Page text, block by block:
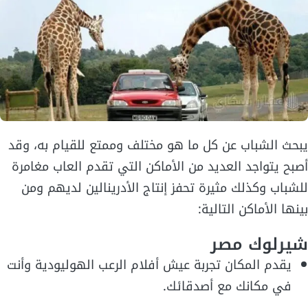
يبحث الشباب عن كل ما هو مختلف وممتع للقيام به، وقد
أصبح يتواجد العديد من الأماكن التي تقدم العاب مغامرة
للشباب وكذلك مثيرة تحفز إنتاج الأدرينالين لديهم ومن
بينها الأماكن التالية:
شيرلوك مصر
يقدم المكان تجربة عيش أفلام الرعب الهوليودية وأنت
في مكانك مع أصدقائك.